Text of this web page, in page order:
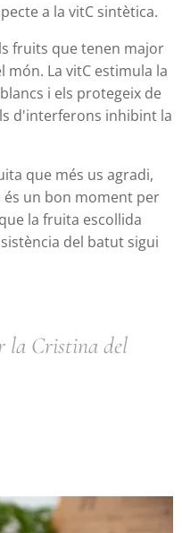
a la vitC sintètica.
fruits que tenen major
La vitC estimula la
i els protegeix de
d'interferons inhibint la
que més us agradi,
és un bon moment per
la fruita escollida
del batut sigui
la Cristina del